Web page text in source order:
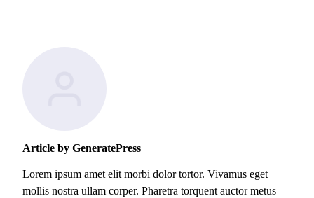
Article by GeneratePress
Lorem ipsum amet elit morbi dolor tortor. Vivamus eget
mollis nostra ullam corper. Pharetra torquent auctor metus